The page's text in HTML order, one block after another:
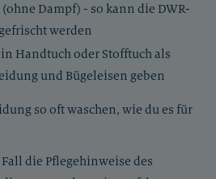
Dampf) - so kann die DWR-
werden
Handtuch oder Stofftuch als
und Bügeleisen geben
so oft waschen, wie du es für
die Pflegehinweise des